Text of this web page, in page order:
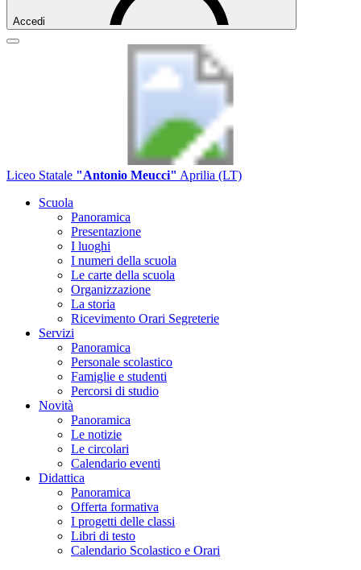
Accedi
Liceo Statale "Antonio Meucci" Aprilia (LT)
Scuola
Panoramica
Presentazione
I luoghi
I numeri della scuola
Le carte della scuola
Organizzazione
La storia
Ricevimento Orari Segreterie
Servizi
Panoramica
Personale scolastico
Famiglie e studenti
Percorsi di studio
Novità
Panoramica
Le notizie
Le circolari
Calendario eventi
Didattica
Panoramica
Offerta formativa
I progetti delle classi
Libri di testo
Calendario Scolastico e Orari